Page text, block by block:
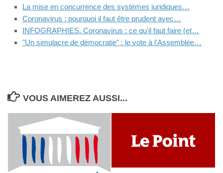
La mise en concurrence des systèmes juridiques…
Coronavirus : pourquoi il faut être prudent avec…
INFOGRAPHIES. Coronavirus : ce qu'il faut faire (et…
"Un simulacre de démocratie" : le vote à l'Assemblée…
VOUS AIMEREZ AUSSI...